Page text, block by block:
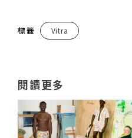
標籤 Vitra
閱讀更多